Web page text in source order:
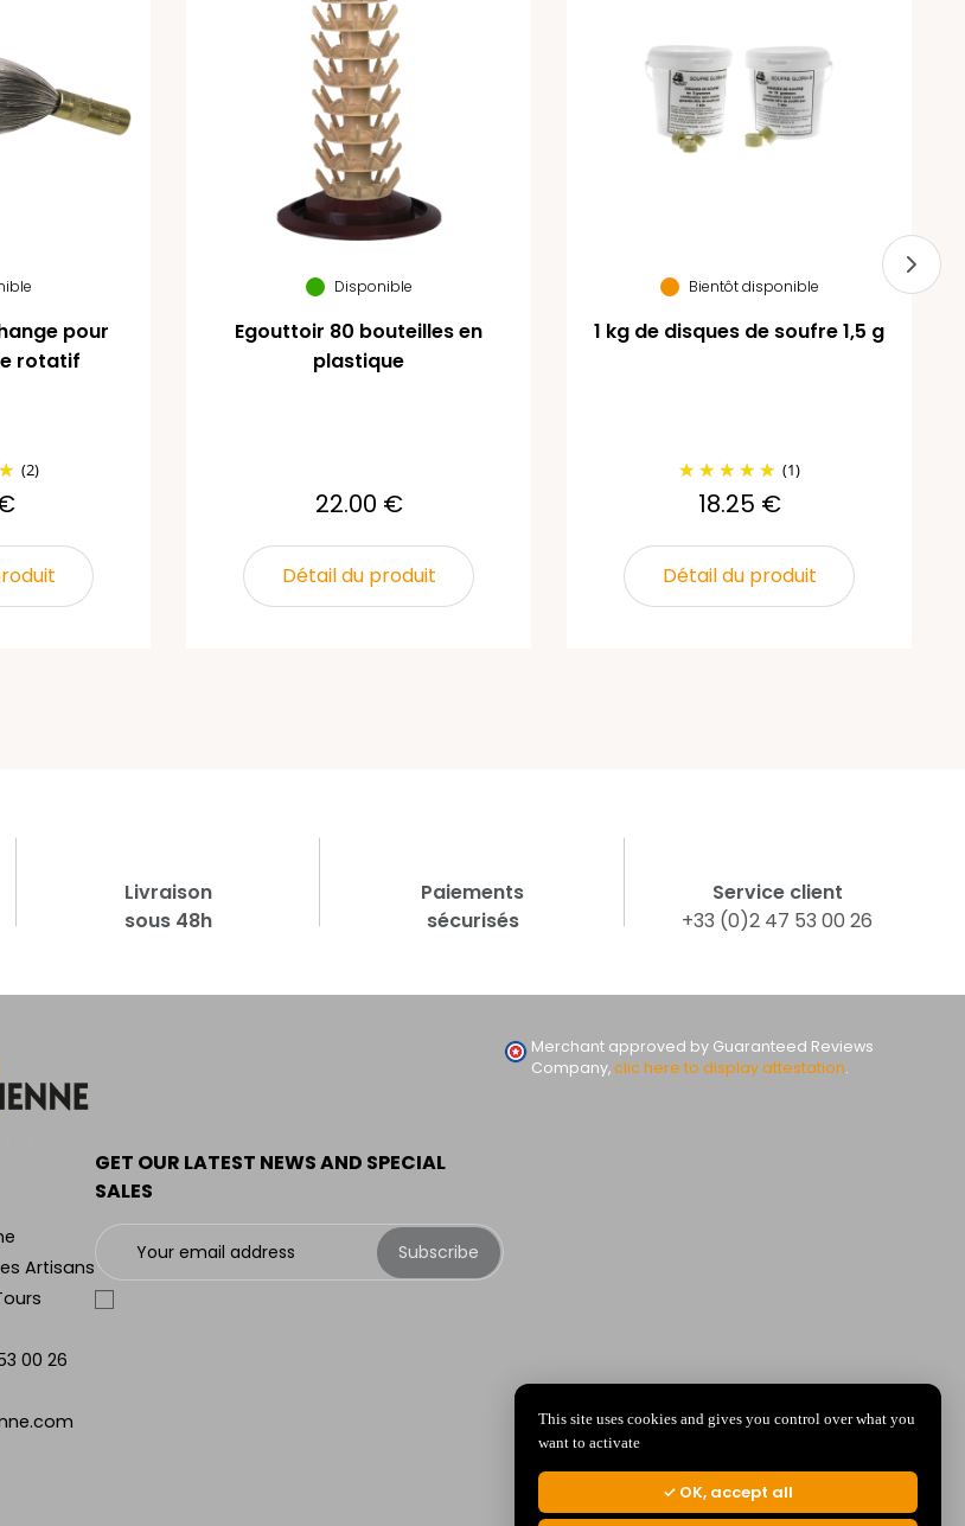
pour
rotatif
(2)
Disponible
Egouttoir 80 bouteilles en
plastique
22.00 €
Détail du produit
Bientôt disponible
1 kg de disques de soufre 1,5 g
(1)
18.25 €
Détail du produit
Livraison
sous 48h
Paiements
sécurisés
Service client
+33 (0)2 47 53 00 26
Artisans
00 26
GET OUR LATEST NEWS AND SPECIAL
SALES
Subscribe
Merchant approved by Guaranteed Reviews
Company,clic here to display attestation.
This site uses cookies and gives you control over what you
want to activate
OK, accept all